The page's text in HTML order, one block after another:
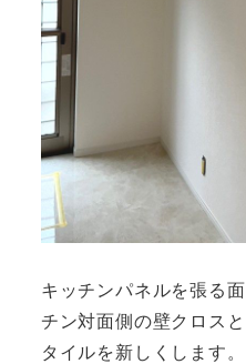
キッチンパネルを張る
チン対面側の壁クロス
タイルを新しくします。